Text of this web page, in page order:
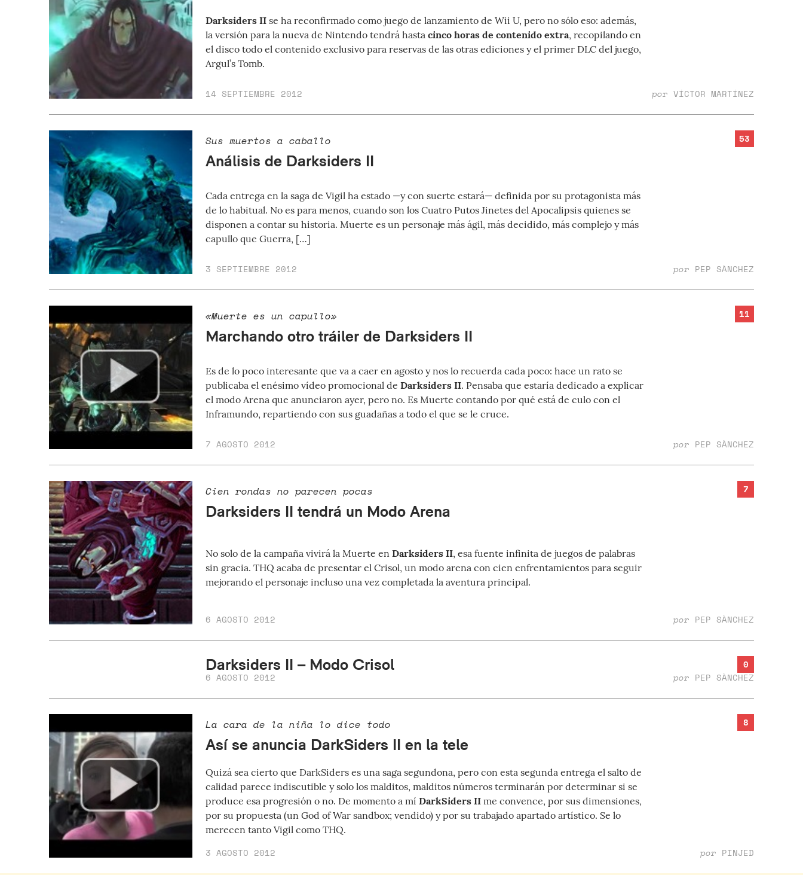
Darksiders II se ha reconfirmado como juego de lanzamiento de Wii U, pero no sólo eso: además,
la versión para la nueva de Nintendo tendrá hasta cinco horas de contenido extra, recopilando en
el disco todo el contenido exclusivo para reservas de las otras ediciones y el primer DLC del juego,
Argul’s Tomb.
14 SEPTIEMBRE 2012 por VÍCTOR MARTÍNEZ
53
Sus muertos a caballo
Análisis de Darksiders II
Cada entrega en la saga de Vigil ha estado —y con suerte estará— definida por su protagonista más
de lo habitual. No es para menos, cuando son los Cuatro Putos Jinetes del Apocalipsis quienes se
disponen a contar su historia. Muerte es un personaje más ágil, más decidido, más complejo y más
capullo que Guerra, […]
3 SEPTIEMBRE 2012 por PEP SÀNCHEZ
11
«Muerte es un capullo»
Marchando otro tráiler de Darksiders II
Es de lo poco interesante que va a caer en agosto y nos lo recuerda cada poco: hace un rato se
publicaba el enésimo vídeo promocional de Darksiders II. Pensaba que estaría dedicado a explicar
el modo Arena que anunciaron ayer, pero no. Es Muerte contando por qué está de culo con el
Inframundo, repartiendo con sus guadañas a todo el que se le cruce.
7 AGOSTO 2012 por PEP SÀNCHEZ
7
Cien rondas no parecen pocas
Darksiders II tendrá un Modo Arena
No solo de la campaña vivirá la Muerte en Darksiders II, esa fuente infinita de juegos de palabras
sin gracia. THQ acaba de presentar el Crisol, un modo arena con cien enfrentamientos para seguir
mejorando el personaje incluso una vez completada la aventura principal.
6 AGOSTO 2012 por PEP SÀNCHEZ
0
Darksiders II – Modo Crisol
6 AGOSTO 2012 por PEP SÀNCHEZ
8
La cara de la niña lo dice todo
Así se anuncia DarkSiders II en la tele
Quizá sea cierto que DarkSiders es una saga segundona, pero con esta segunda entrega el salto de
calidad parece indiscutible y solo los malditos, malditos números terminarán por determinar si se
produce esa progresión o no. De momento a mí DarkSiders II me convence, por sus dimensiones,
por su propuesta (un God of War sandbox; vendido) y por su trabajado apartado artístico. Se lo
merecen tanto Vigil como THQ.
3 AGOSTO 2012 por PINJED